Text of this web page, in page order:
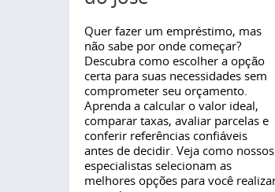
Quer fazer um empréstimo, mas
não sabe por onde começar?
Descubra como escolher a opção
certa para suas necessidades sem
comprometer seu orçamento.
Aprenda a calcular o valor ideal,
comparar taxas, avaliar parcelas e
conferir referências confiáveis
antes de decidir. Veja como nossos
especialistas selecionam as
melhores opções para você